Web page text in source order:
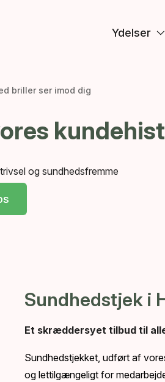
Ydelser
og sundhedsfremme
Sundhedstjek i
Et skræddersyet tilbud til
Sundhedstjekket, udført af
og lettilgængeligt for